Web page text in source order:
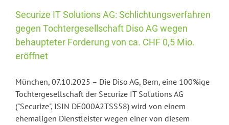
Securize IT Solutions AG: Schlichtungsverfahren
gegen Tochtergesellschaft Diso AG wegen
behaupteter Forderung von ca. CHF 0,5 Mio.
eröffnet
München, 07.10.2025 – Die Diso AG, Bern, eine 100%ige
Tochtergesellschaft der Securize IT Solutions AG
("Securize", ISIN DE000A2TSS58) wird von einem
ehemaligen Dienstleister wegen einer von diesem